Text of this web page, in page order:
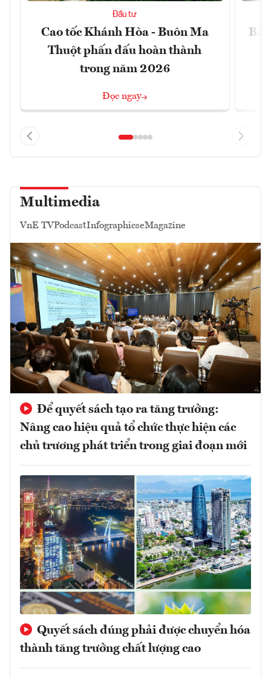
Đầu tư
Cao tốc Khánh Hòa - Buôn Ma
Thuột phấn đấu hoàn thành
trong năm 2026
Đọc ngay
Ba
Multimedia
VnE TVPodcastInfographicseMagazine
Để quyết sách tạo ra tăng trưởng:
Nâng cao hiệu quả tổ chức thực hiện các
chủ trương phát triển trong giai đoạn mới
Quyết sách đúng phải được chuyển hóa
thành tăng trưởng chất lượng cao